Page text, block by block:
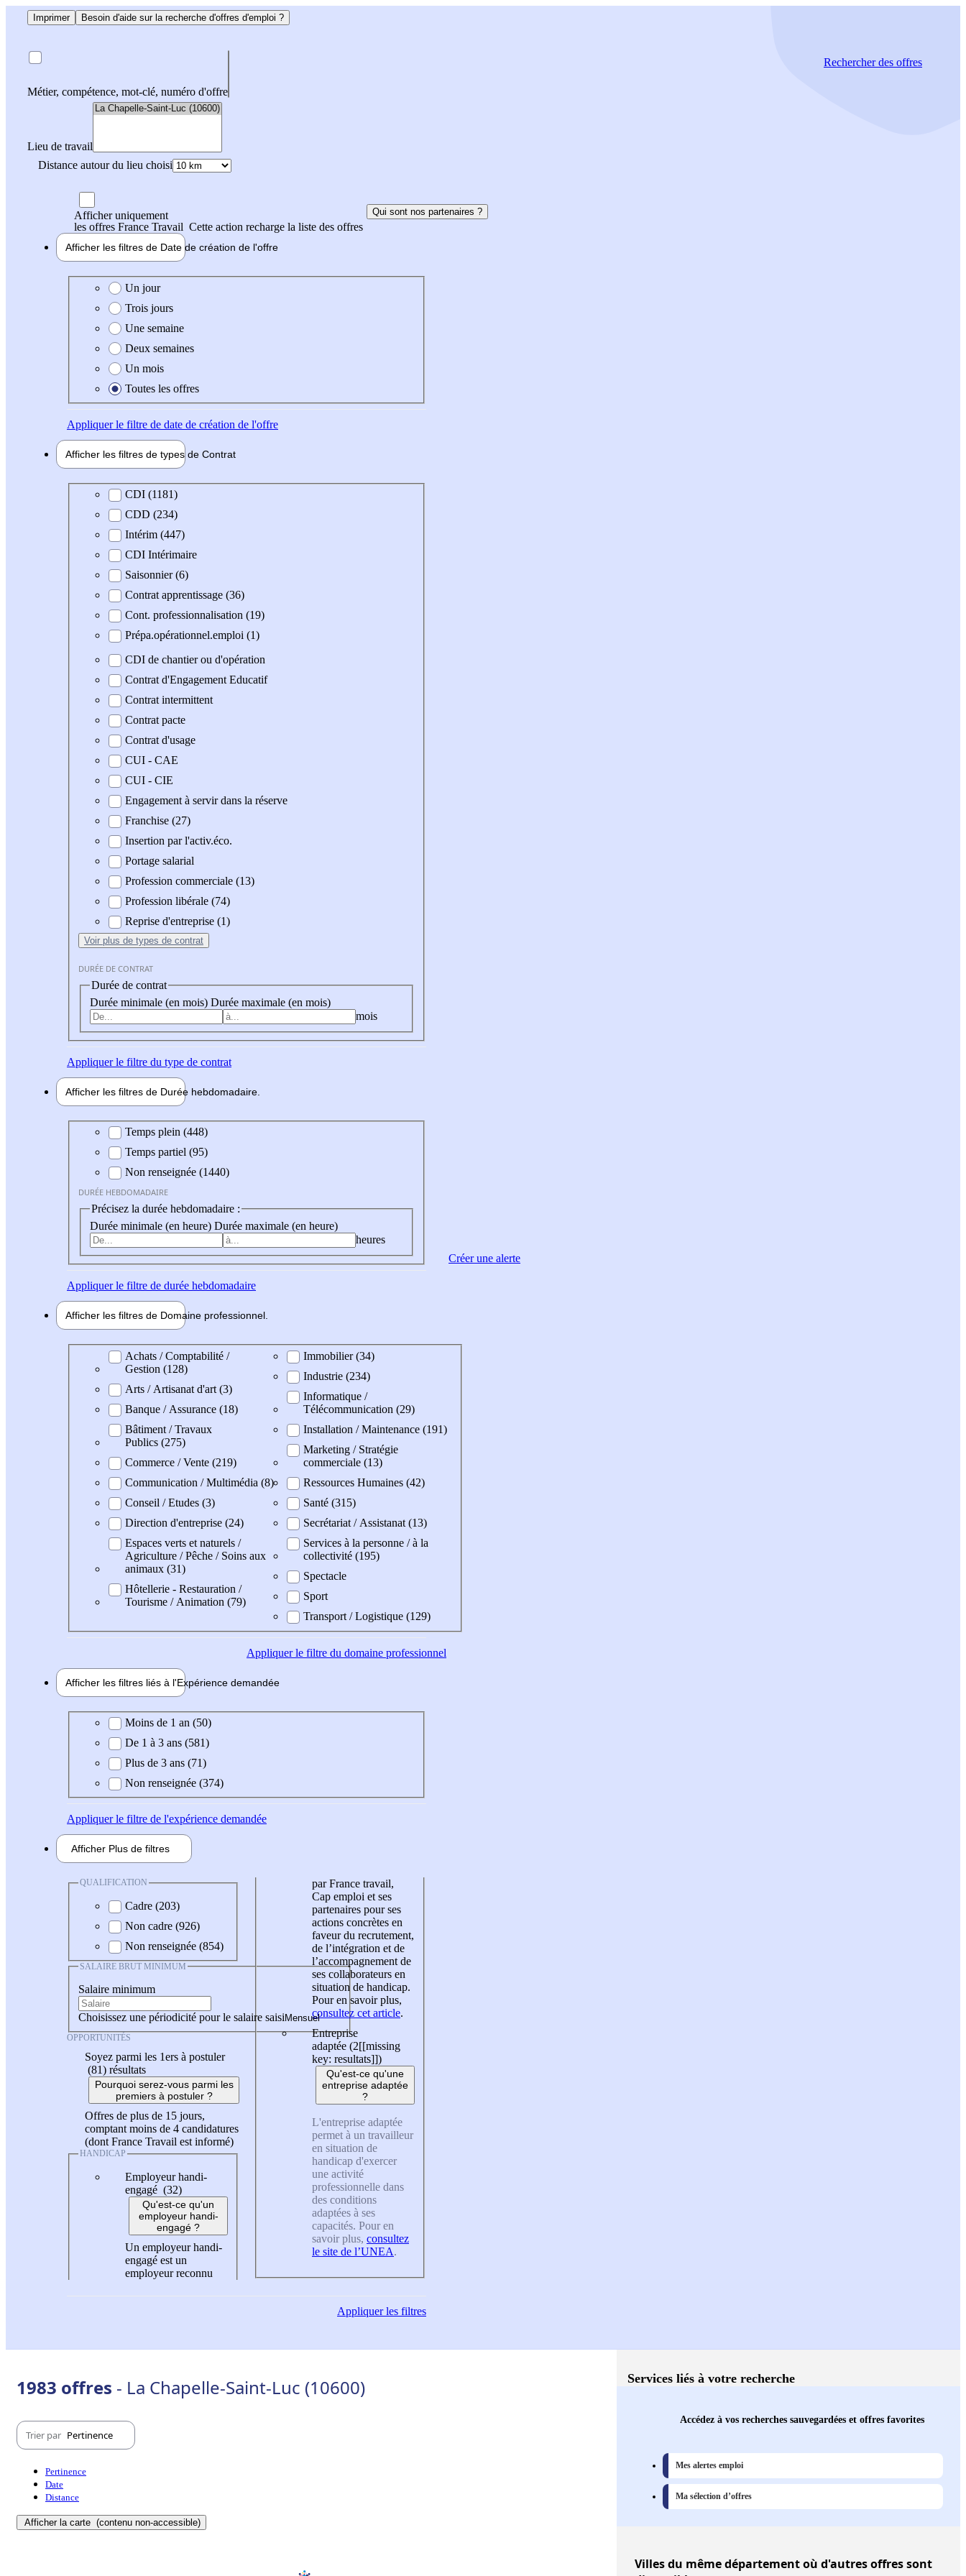
Imprimer Besoin d'aide sur la recherche d'offres d'emploi ?
Métier, compétence, mot-clé, numéro d'offre
Lieu de travail
Distance autour du lieu choisi
Rechercherdes offres
Afficher uniquement
les offres France Travail Cette action recharge la liste des offres
Qui sont nos partenaires ?
Afficher les filtres de Date de création de l'offre
Date de création de l'offre
Un jour
Trois jours
Une semaine
Deux semaines
Un mois
Toutes les offres
Appliquerle filtre de date de création de l'offre
Afficher les filtres de types de Contrat
Type de contratCDI (1181)
CDD (234)
Intérim (447)
CDI Intérimaire
Saisonnier (6)
Contrat apprentissage (36)
Cont. professionnalisation (19)
Prépa.opérationnel.emploi (1)
CDI de chantier ou d'opération
Contrat d'Engagement Educatif
Contrat intermittent
Contrat pacte
Contrat d'usage
CUI - CAE
CUI - CIE
Engagement à servir dans la réserve
Franchise (27)
Insertion par l'activ.éco.
Portage salarial
Profession commerciale (13)
Profession libérale (74)
Reprise d'entreprise (1)
Voir plus de types de contrat
DURÉE DE CONTRAT
Durée de contrat
Durée minimale (en mois) Durée maximale (en mois)
mois
Appliquerle filtre du type de contrat
Afficher les filtres de Durée hebdomadaire
Durée hebdomadaire
Temps plein (448)
Temps partiel (95)
Non renseignée (1440)
DURÉE HEBDOMADAIRE
Précisez la durée hebdomadaire :
Durée minimale (en heure) Durée maximale (en heure)
heures
Appliquerle filtre de durée hebdomadaire
Afficher les filtres de Domaine professionnel
Domaine professionel
Achats / Comptabilité /
Gestion (128)
Arts / Artisanat d'art (3)
Banque / Assurance (18)
Bâtiment / Travaux
Publics (275)
Commerce / Vente (219)
Communication / Multimédia (8)
Conseil / Etudes (3)
Direction d'entreprise (24)
Espaces verts et naturels /
Agriculture / Pêche / Soins aux
animaux (31)
Hôtellerie - Restauration /
Tourisme / Animation (79)
Immobilier (34)
Industrie (234)
Informatique /
Télécommunication (29)
Installation / Maintenance (191)
Marketing / Stratégie
commerciale (13)
Ressources Humaines (42)
Santé (315)
Secrétariat / Assistanat (13)
Services à la personne / à la
collectivité (195)
Spectacle
Sport
Transport / Logistique (129)
Appliquerle filtre du domaine professionnel
Afficher les filtres liés à l'Expérience demandée
Expérience demandée
Moins de 1 an (50)
De 1 à 3 ans (581)
Plus de 3 ans (71)
Non renseignée (374)
Appliquerle filtre de l'expérience demandée
Afficher Plus de filtres
QUALIFICATION
Cadre (203)
Non cadre (926)
Non renseignée (854)
SALAIRE BRUT MINIMUM
Salaire minimum
Choisissez une périodicité pour le salaire saisi
OPPORTUNITÉS
Soyez parmi les 1ers à postuler
(81) résultats
Pourquoi serez-vous parmi les
premiers à postuler ?
Offres de plus de 15 jours,
comptant moins de 4 candidatures
(dont France Travail est informé)
HANDICAP
Employeur handi-
engagé (32)
Qu'est-ce qu'un
employeur handi-
engagé ?
Un employeur handi-
engagé est un
employeur reconnu
par France travail,
Cap emploi et ses
partenaires pour ses
actions concrètes en
faveur du recrutement,
de l’intégration et de
l’accompagnement de
ses collaborateurs en
situation de handicap.
Pour en savoir plus,
consultez cet article.
Entreprise
adaptée (2[[missing
key: resultats]])
Qu'est-ce qu'une
entreprise adaptée
?
L'entreprise adaptée
permet à un travailleur
en situation de
handicap d'exercer
une activité
professionnelle dans
des conditions
adaptées à ses
capacités. Pour en
savoir plus, consultez
le site de l’UNEA.
Appliquerles filtres
Créer une alerte
1983 offres - La Chapelle-Saint-Luc (10600)
Trier par Pertinence
Pertinence
Date
Distance
Afficher la carte (contenu non-accessible)
Services liés à votre recherche
Accédez à vos recherches sauvegardées et offres favorites
Mes alertes emploi
Ma sélection d’offres
Villesdu même département où d'autres offres sont